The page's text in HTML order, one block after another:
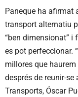
Paneque ha afirmat
transport alternatiu
“ben dimensionat” i
es pot perfeccionar.
millores que
després de reunir-
Transports, Óscar